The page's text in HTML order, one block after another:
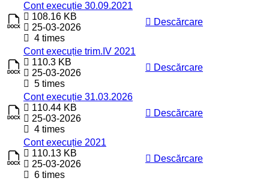
Cont execuție 30.09.2021
108.16 KB
25-03-2026
4 times
Descărcare
Cont execuție trim.IV 2021
110.3 KB
25-03-2026
5 times
Descărcare
Cont execuție 31.03.2026
110.44 KB
25-03-2026
4 times
Descărcare
Cont execuție 2021
110.13 KB
25-03-2026
6 times
Descărcare